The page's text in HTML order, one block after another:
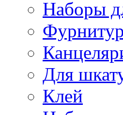
Наборы
Для
Клей